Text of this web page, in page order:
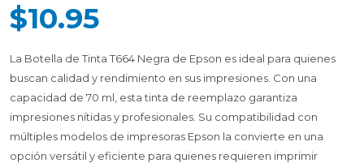
$10.95
La Botella de Tinta T664 Negra de Epson es ideal para quienes
buscan calidad y rendimiento en sus impresiones. Con una
capacidad de 70 ml, esta tinta de reemplazo garantiza
impresiones nítidas y profesionales. Su compatibilidad con
múltiples modelos de impresoras Epson la convierte en una
opción versátil y eficiente para quienes requieren imprimir